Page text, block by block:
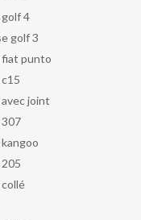
4
golf 3
fiat punto
joint